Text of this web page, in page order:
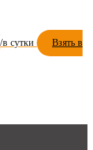
Взять в